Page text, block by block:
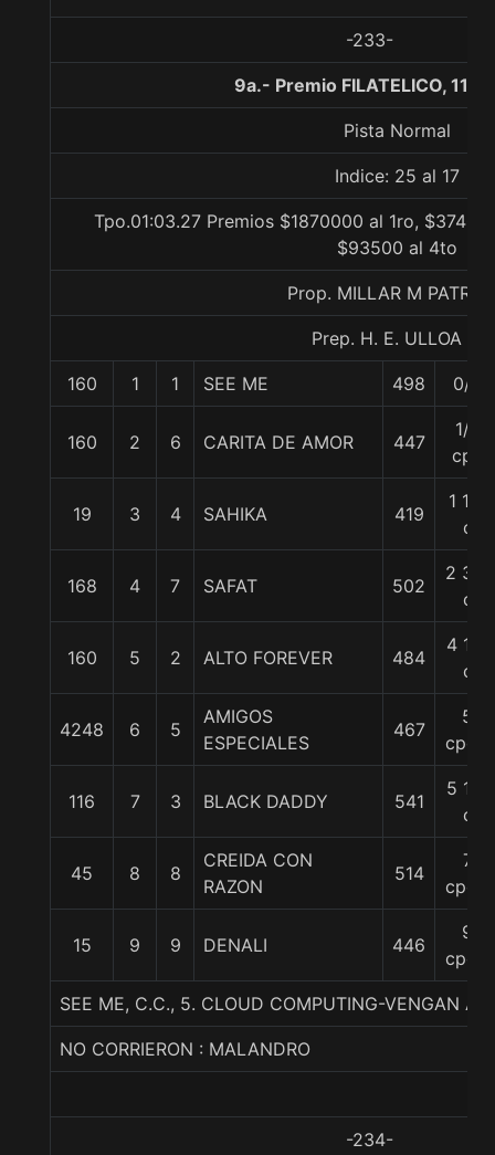
-233-
9a.- Premio FILATELICO,
Pista Normal
Indice: 25 al 17
Tpo.01:03.27 Premios $1870000 al 1ro,
$93500 al 4to
Prop. MILLAR M
Prep. H. E. ULLOA P.
160 1 1 SEE ME 498 0/0
160 2 6 CARITA DE AMOR 447
1/2
cpo
19 3 4 SAHIKA 419
1 1/2
c
168 4 7 SAFAT 502
2 3/4
c
160 5 2 ALTO FOREVER 484
4 1/2
c
4248 6 5
AMIGOS
ESPECIALES
467
5
cpos.
116 7 3 BLACK DADDY 541
5 1/4
c
45 8 8
CREIDA CON
RAZON
514
7
cpos.
15 9 9 DENALI 446
9
cpos.
SEE ME, C.C., 5. CLOUD COMPUTING-VENGAN A
NO CORRIERON : MALANDRO
-234-